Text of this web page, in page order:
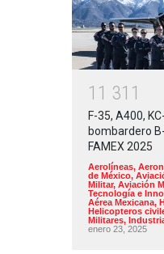
1 1 31 1
F-35, A400,
bombardero
FAMEX 2025
Aerolíneas,
de México,
Militar, Aviación
Tecnología e
Aérea Mexicana,
Helicopteros
Militares,
enero 23, 2025